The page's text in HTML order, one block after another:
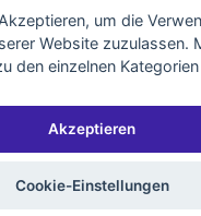
s.r.o. Made by INIZIO
Akzeptieren, um die
Website zuzulassen. Mehr
den einzelnen
Akzeptieren
Cookie-Einstellungen